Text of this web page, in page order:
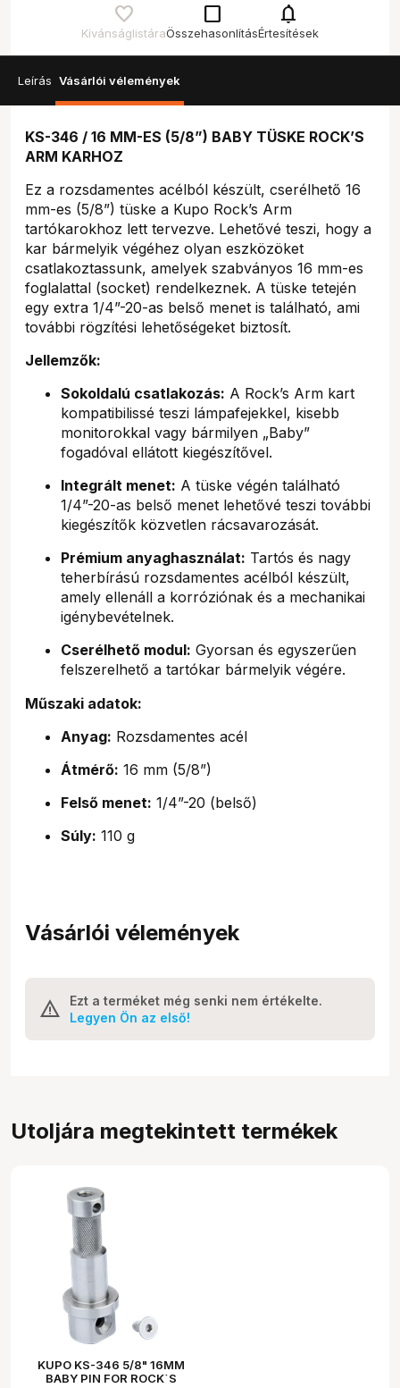
Kívánságlistára
check_box_outline_blank
Összehasonlítás
notifications
Értesítések
Leírás Vásárlói vélemények
KS-346 / 16 MM-ES (5/8”) BABY TÜSKE ROCK’S
ARM KARHOZ
Ez a rozsdamentes acélból készült, cserélhető 16
mm-es (5/8”) tüske a Kupo Rock’s Arm
tartókarokhoz lett tervezve. Lehetővé teszi, hogy a
kar bármelyik végéhez olyan eszközöket
csatlakoztassunk, amelyek szabványos 16 mm-es
foglalattal (socket) rendelkeznek. A tüske tetején
egy extra 1/4”-20-as belső menet is található, ami
további rögzítési lehetőségeket biztosít.
Jellemzők:
Sokoldalú csatlakozás: A Rock’s Arm kart
kompatibilissé teszi lámpafejekkel, kisebb
monitorokkal vagy bármilyen „Baby”
fogadóval ellátott kiegészítővel.
Integrált menet: A tüske végén található
1/4”-20-as belső menet lehetővé teszi további
kiegészítők közvetlen rácsavarozását.
Prémium anyaghasználat: Tartós és nagy
teherbírású rozsdamentes acélból készült,
amely ellenáll a korróziónak és a mechanikai
igénybevételnek.
Cserélhető modul: Gyorsan és egyszerűen
felszerelhető a tartókar bármelyik végére.
Műszaki adatok:
Anyag: Rozsdamentes acél
Átmérő: 16 mm (5/8”)
Felső menet: 1/4”-20 (belső)
Súly: 110 g
Vásárlói vélemények
Ezt a terméket még senki nem értékelte.
Legyen Ön az első!
Utoljára megtekintett termékek
KUPO KS-346 5/8" 16MM
BABY PIN FOR ROCK`S